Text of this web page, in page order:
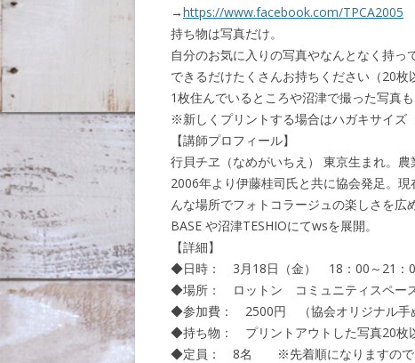
→https://www.facebook.com/TPCA2005
持ち物は写真だけ。
自分のお気に入りの写真やなんとなく持っ
できるだけたくさんお持ちください（20枚
1枚住んでいるところや沼津で撮った写真
※新しくプリントする場合はハガキサイズ（
【講師プロフィール】
行貝チヱ（なめがいちえ） 東京生まれ。
2006年より伊藤桂司氏と共に協会発足。
んな場所でフォトコラージュの楽しさを広
BASE や沼津TESHIOにてwsを展開。
【詳細】
◆日時： 3月18日（金） 18：00～21：
◆場所： ロットン コミュニティスペー
◆参加費： 2500円 （協会オリジナル手
◆持ち物： プリントアウトした写真20枚
◆定員： 8名 ※先着順になりますので